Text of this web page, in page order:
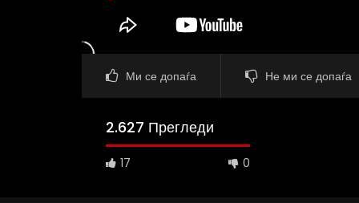
Ми се допаѓа Не ми се допаѓа
2.627 Прегледи
17 0